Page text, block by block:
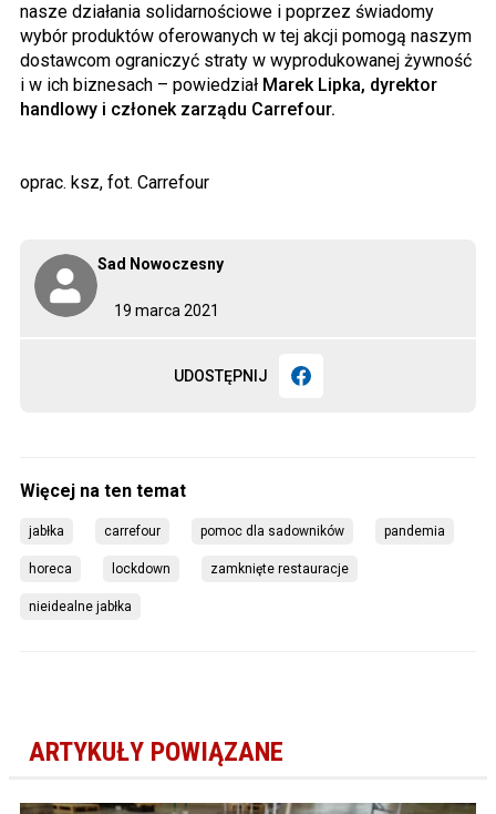
19 marca 2021
Sad Nowoczesny
UDOSTĘPNIJ
nasze działania solidarnościowe i poprzez świadomy
wybór produktów oferowanych w tej akcji pomogą naszym
dostawcom ograniczyć straty w wyprodukowanej żywność
i w ich biznesach – powiedział Marek Lipka, dyrektor
handlowy i członek zarządu Carrefour.
oprac. ksz, fot. Carrefour
jabłka carrefour pomoc dla sadowników pandemia
horeca lockdown zamknięte restauracje
nieidealne jabłka
ARTYKUŁY POWIĄZANE